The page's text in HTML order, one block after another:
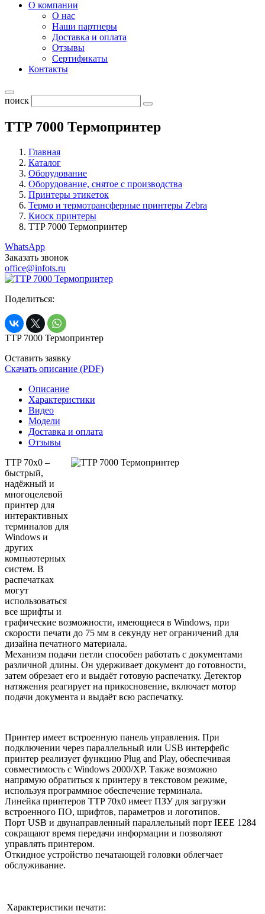
О компании
О нас
Наши партнеры
Доставка и оплата
Отзывы
Сертификаты
Контакты
поиск
TTP 7000 Термопринтер
Главная
Каталог
Оборудование
Оборудование, снятое с производства
Принтеры этикеток
Термо и термотрансферные принтеры Zebra
Киоск принтеры
TTP 7000 Термопринтер
WhatsApp
Заказать звонок
office@infots.ru
Поделиться:
TTP 7000 Термопринтер
Оставить заявку
Скачать описание (PDF)
Описание
Характеристики
Видео
Модели
Доставка и оплата
Отзывы
TTP 70x0 –
быстрый,
надёжный и
многоцелевой
принтер для
интерактивных
терминалов для
Windows и
других
компьютерных
систем. В
распечатках
могут
использоваться
все шрифты и
графические возможности, имеющиеся в Windows, при
скорости печати до 75 мм в секунду нет ограничений для
дизайна печатного материала.
Механизм подачи петли способен работать с документами
различной длины. Он удерживает документ до готовности,
затем обрезает его и выдаёт готовую распечатку. Детектор
натяжения реагирует на прикосновение, включает мотор
подачи документа и выдаёт всю распечатку.
Принтер имеет встроенную панель управления. При
подключении через параллельный или USB интерфейс
принтер реализует функцию Plug and Play, обеспечивая
совместимость с Windows 2000/XP. Также возможно
напрямую обратиться к принтеру в текстовом режиме,
используя программное обеспечение терминала.
Линейка принтеров TTP 70x0 имеет ПЗУ для загрузки
встроенного ПО, шрифтов, параметров и логотипов.
Порт USB и двунаправленный параллельный порт IEEE 1284
сокращают время передачи информации и позволяют
управлять принтером.
Откидное устройство печатающей головки облегчает
обслуживание.
Характеристики печати: